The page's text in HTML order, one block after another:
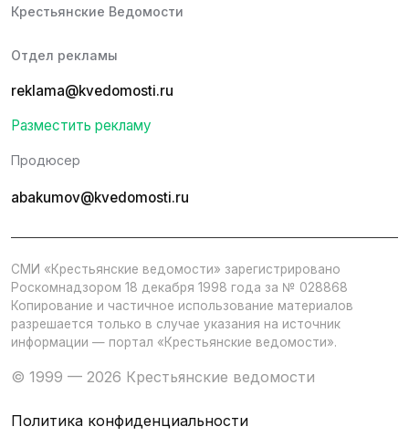
Крестьянские Ведомости
Отдел рекламы
reklama@kvedomosti.ru
Разместить рекламу
Продюсер
abakumov@kvedomosti.ru
СМИ «Крестьянские ведомости» зарегистрировано
Роскомнадзором 18 декабря 1998 года за № 028868
Копирование и частичное использование материалов
разрешается только в случае указания на источник
информации — портал «Крестьянские ведомости».
© 1999 — 2026 Крестьянские ведомости
Политика конфиденциальности